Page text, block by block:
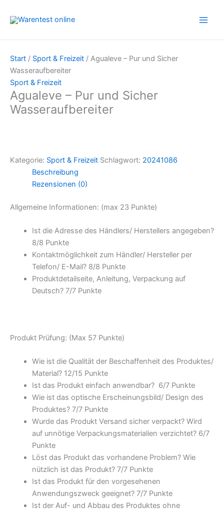
Inhalt
Start / Sport & Freizeit / Agualeve – Pur und Sicher
Wasseraufbereiter
Sport & Freizeit
Agualeve – Pur und Sicher
Wasseraufbereiter
Kategorie: Sport & Freizeit Schlagwort: 20241086
Beschreibung
Rezensionen (0)
Allgemeine Informationen: (max 23 Punkte)
Ist die Adresse des Händlers/ Herstellers angegeben?
8/8 Punkte
Kontaktmöglichkeit zum Händler/ Hersteller per
Telefon/ E-Mail? 8/8 Punkte
Produktdetailseite, Anleitung, Verpackung auf
Deutsch? 7/7 Punkte
Produkt Prüfung: (Max 57 Punkte)
Wie ist die Qualität der Beschaffenheit des Produktes/
Material? 12/15 Punkte
Ist das Produkt einfach anwendbar? 6/7 Punkte
Wie ist das optische Erscheinungsbild/ Design des
Produktes? 7/7 Punkte
Wurde das Produkt Versand sicher verpackt? Wird
auf unnötige Verpackungsmaterialien verzichtet? 6/7
Punkte
Löst das Produkt das vorhandene Problem? Wie
nützlich ist das Produkt? 7/7 Punkte
Ist das Produkt für den vorgesehenen
Anwendungszweck geeignet? 7/7 Punkte
Ist der Auf- und Abbau des Produktes ohne